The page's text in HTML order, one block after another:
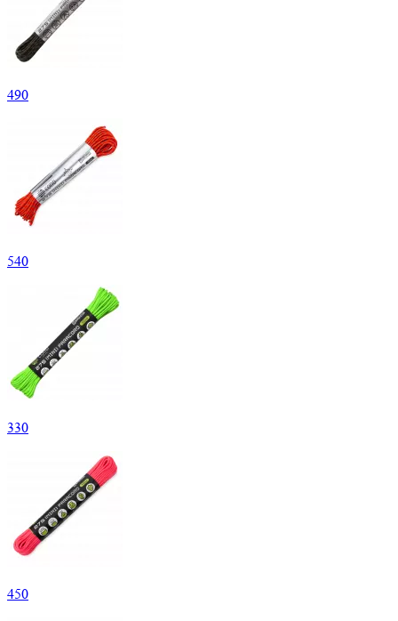
490
540
330
450